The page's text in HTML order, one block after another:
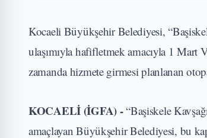
Kocaeli Büyükşehir Belediyesi,
ulaşımıyla hafifletmek amacıyla 1 Mart
zamanda hizmete girmesi planlanan
KOCAELİ (İGFA) - “Başiskele
amaçlayan Büyükşehir Belediyesi, bu